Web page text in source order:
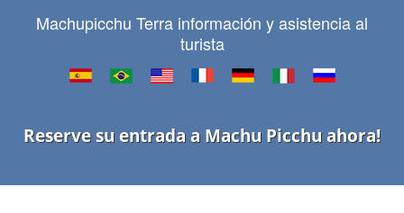
Machupicchu Terra información y asistencia al
turista
Reserve su entrada a Machu Picchu ahora!